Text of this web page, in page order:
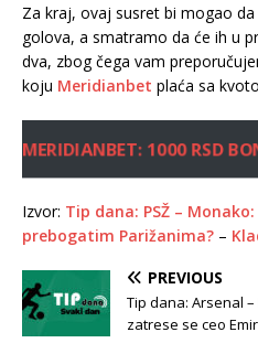
Za kraj, ovaj susret bi mogao
golova, a smatramo da će ih u
dva, zbog čega vam
koju Meridianbet plaća sa
MERIDIANBET: 1000 RSD
Izvor: Tip dana: PSŽ –
prebogatim Parižanima? –
PREVIOUS
Tip dana: Arsenal
zatrese se ceo